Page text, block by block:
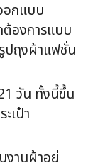
อกแบบ
ต้องการแบบ
ปถุงผ้าแฟชั่น
วัน ทั้งนี้ขึ้น
เป๋า
านผ้าอยู่